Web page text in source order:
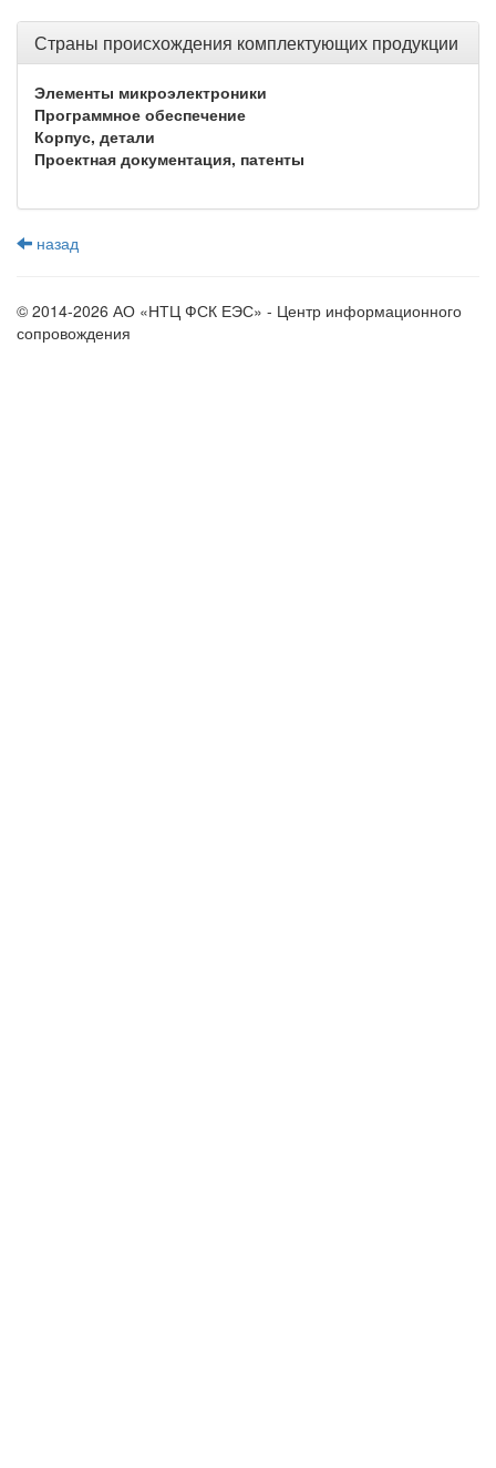
Страны происхождения комплектующих продукции
Элементы микроэлектроники
Программное обеспечение
Корпус, детали
Проектная документация, патенты
назад
© 2014-2026 АО «НТЦ ФСК ЕЭС» - Центр информационного
сопровождения